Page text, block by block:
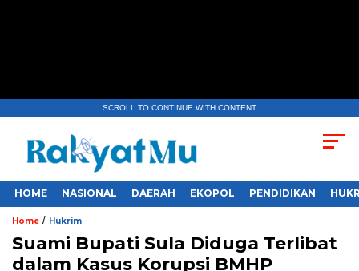
SCROLL TO CONTINUE WITH CONTENT
HOME NASIONAL DAERAH EKOPOL PENDIDIKAN
Home / Hukrim
Suami Bupati Sula Diduga Terlibat
dalam Kasus Korupsi BMHP